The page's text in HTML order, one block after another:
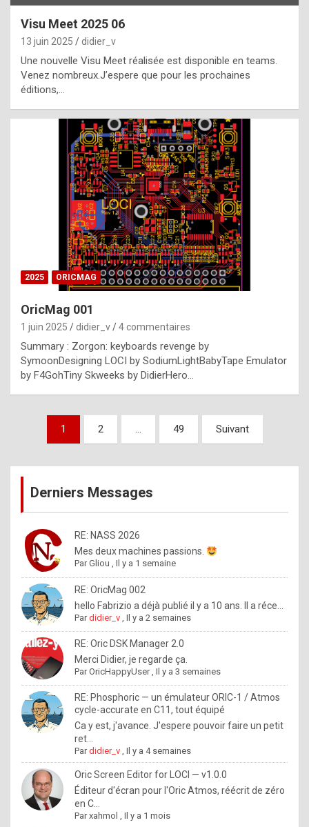
t
t
e
b
e
s
t
p
h
o
n
y
l
e
x
a
%
a
d
e
b
y
R
o
l
e
.
I
f
y
Visu Meet 2025 06
13 juin 2025 didier_v
Une nouvelle Visu Meet réalisée est disponible en teams.
Venez nombreux.J’espere que pour les prochaines
éditions,…
2025 ORICMAG
OricMag 001
1 juin 2025 didier_v 4 commentaires
Summary : Zorgon: keyboards revenge by
SymoonDesigning LOCI by SodiumLightBabyTape Emulator
by F4GohTiny Skweeks by DidierHero…
Pagination
publications
1 2 … 49 Suivant
Derniers Messages
RE: NASS 2026
Mes deux machines passions.
ParGliou ,Il y a 1 semaine
RE: OricMag 002
hello Fabrizio a déjà publié il y a 10 ans. Il a réce...
Pardidier_v ,Il y a 2 semaines
RE: Oric DSK Manager 2.0
Merci Didier, je regarde ça.
ParOricHappyUser,Il y a 3 semaines
RE: Phosphoric — un émulateur ORIC-1 / Atmos
cycle-accurate en C11, tout équipé
Ca y est, j'avance. J'espere pouvoir faire un petit
ret...
Pardidier_v ,Il y a 4 semaines
Oric Screen Editor for LOCI — v1.0.0
Éditeur d'écran pour l'Oric Atmos, réécrit de zéro
en C...
Parxahmol ,Il y a 1 mois